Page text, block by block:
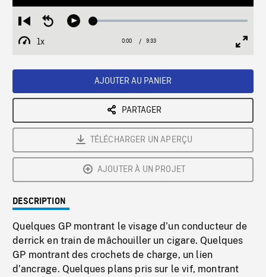
Restart
from
beginning
Seek
Play Loaded:
1x
Playback
Current
0:00 / Duration
9:33
AJOUTER AU PANIER
PARTAGER
TÉLÉCHARGER UN APERÇU
AJOUTER À UN PROJET
DESCRIPTION
Quelques GP montrant le visage d’un conducteur de
derrick en train de mâchouiller un cigare. Quelques
GP montrant des crochets de charge, un lien
d’ancrage. Quelques plans pris sur le vif, montrant